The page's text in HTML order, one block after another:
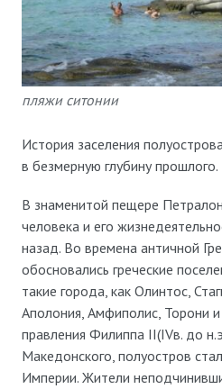
пляжи ситонии
История заселения
в безмерную глубину прошлого.
В знаменитой пещере
человека и его
назад. Во времена античной
обосновались греческие
такие города, как Олинтос,
Аполония, Амфиполис, Торони
правления Филиппа II(IVв. до
Македонского, полуостров
Империи. Жители